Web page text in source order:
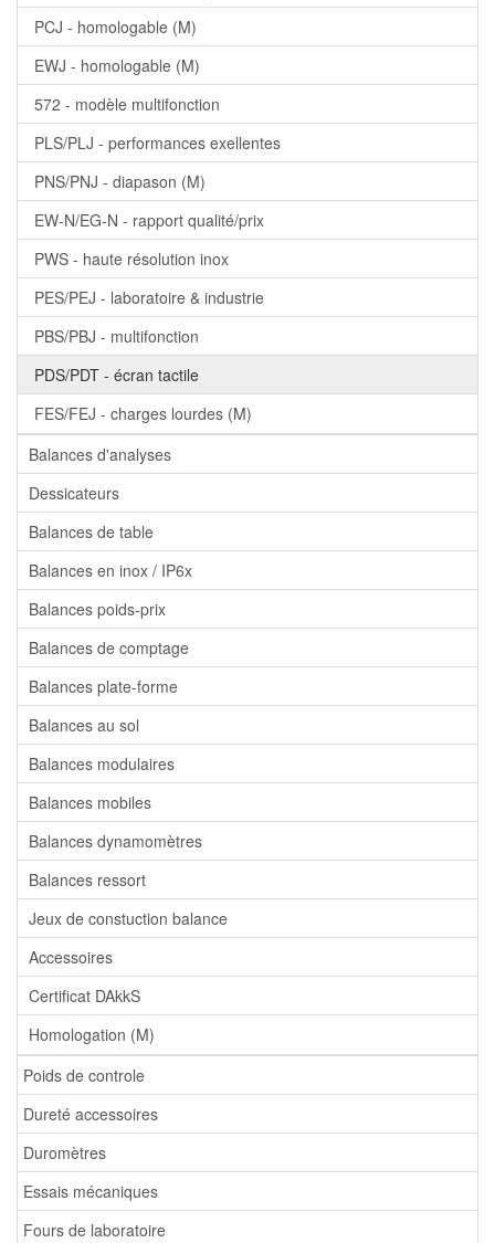
PCJ - homologable (M)
EWJ - homologable (M)
572 - modèle multifonction
PLS/PLJ - performances exellentes
PNS/PNJ - diapason (M)
EW-N/EG-N - rapport qualité/prix
PWS - haute résolution inox
PES/PEJ - laboratoire & industrie
PBS/PBJ - multifonction
PDS/PDT - écran tactile
FES/FEJ - charges lourdes (M)
Balances d'analyses
Dessicateurs
Balances de table
Balances en inox / IP6x
Balances poids-prix
Balances de comptage
Balances plate-forme
Balances au sol
Balances modulaires
Balances mobiles
Balances dynamomètres
Balances ressort
Jeux de constuction balance
Accessoires
Certificat DAkkS
Homologation (M)
Poids de controle
Dureté accessoires
Duromètres
Essais mécaniques
Fours de laboratoire